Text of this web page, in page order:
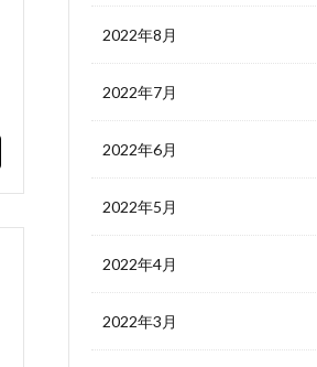
2022年8月
2022年7月
2022年6月
2022年5月
2022年4月
2022年3月